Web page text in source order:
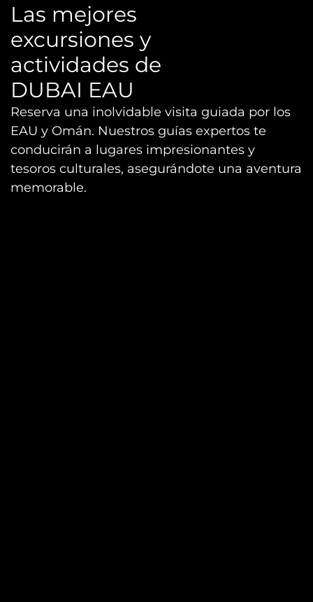
Las mejores
excursiones y
actividades de
DUBAI EAU
Reserva una inolvidable visita guiada por los
EAU y Omán. Nuestros guías expertos te
conducirán a lugares impresionantes y
tesoros culturales, asegurándote una aventura
memorable.